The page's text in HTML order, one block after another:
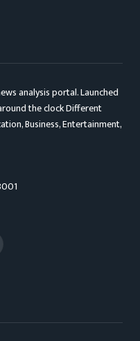
analysis portal. Launched
the clock Different
Business, Entertainment,